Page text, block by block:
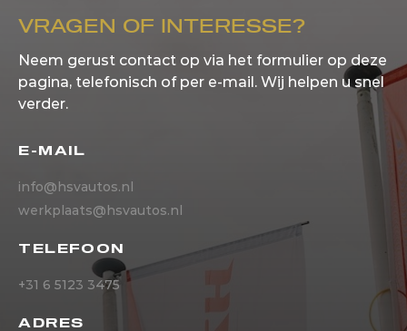
VRAGEN OF INTERESSE?
Neem gerust contact op via het formulier op deze
pagina, telefonisch of per e-mail. Wij helpen u snel
verder.
E-MAIL
info@hsvautos.nl
werkplaats@hsvautos.nl
TELEFOON
+31 6 5123 3475
ADRES